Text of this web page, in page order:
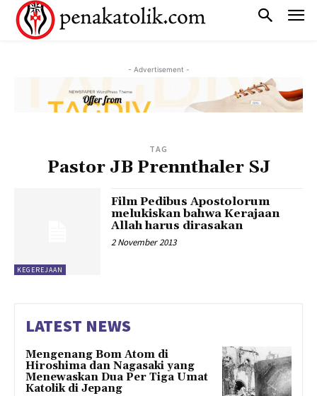
- Advertisement -
TAG
Pastor JB Prennthaler SJ
KEGEREJAAN
Film Pedibus Apostolorum
melukiskan bahwa Kerajaan
Allah harus dirasakan
2 November 2013
LATEST NEWS
Mengenang Bom Atom di
Hiroshima dan Nagasaki yang
Menewaskan Dua Per Tiga Umat
Katolik di Jepang